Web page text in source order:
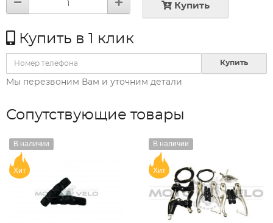
Купить
Купить в 1 клик
Купить
Мы перезвоним Вам и уточним детали
Сопутствующие товары
В наличии
Хит
В наличии
Хит